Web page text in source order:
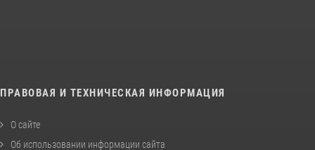
ПРАВОВАЯ И ТЕХНИЧЕСКАЯ ИНФОРМАЦИЯ
О сайте
Об использовании информации сайта